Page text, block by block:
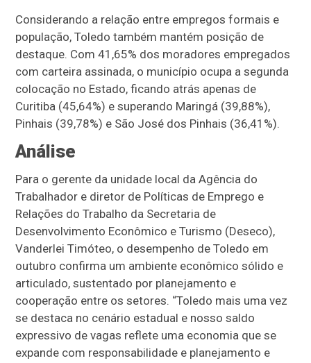
Considerando a relação entre empregos formais e
população, Toledo também mantém posição de
destaque. Com 41,65% dos moradores empregados
com carteira assinada, o município ocupa a segunda
colocação no Estado, ficando atrás apenas de
Curitiba (45,64%) e superando Maringá (39,88%),
Pinhais (39,78%) e São José dos Pinhais (36,41%).
Análise
Para o gerente da unidade local da Agência do
Trabalhador e diretor de Políticas de Emprego e
Relações do Trabalho da Secretaria de
Desenvolvimento Econômico e Turismo (Deseco),
Vanderlei Timóteo, o desempenho de Toledo em
outubro confirma um ambiente econômico sólido e
articulado, sustentado por planejamento e
cooperação entre os setores. “Toledo mais uma vez
se destaca no cenário estadual e nosso saldo
expressivo de vagas reflete uma economia que se
expande com responsabilidade e planejamento e